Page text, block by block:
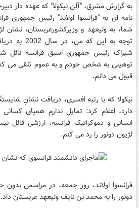
به گزارش مشرق، "آلن نیکولا" که عهده دار
نامه ای به "فرانسوا اولاند" رئیس جمهوری
شما، به ولیعهد و وزیرکشورعربستان، نشان
توجه به این
شیراک رئیس جمهوری اسبق فرانسه نائل
توهینی به شخص خودم و به عموم تلقی می
قبول می دانم.
نیکولا که با رتبه افسری، دریافت نشانِ
دارد، اعلام کرد: تمایل ندارم همپای
انسانی و دموکراتیک فرانسه، ارزشی
لژیون دونور را رد می کنم.
فرانسوا اولاند، روز جمعه، در مراسمی
دونور را به محمد بن نایف ولیعهد عربستان داد.